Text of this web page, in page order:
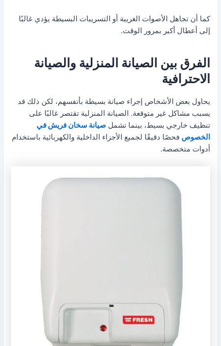
كما أن تجاهل الأصوات الغريبة أو التسريبات البسيطة يؤدي غالبًا
إلى أعطال أكبر بمرور الوقت.
الفرق بين الصيانة المنزلية والصيانة
الاحترافية
يحاول بعض الأشخاص إجراء صيانة بسيطة بأنفسهم، لكن ذلك قد
يسبب مشاكل غير متوقعة. الصيانة المنزلية تقتصر غالبًا على
تنظيف خارجي بسيط، بينما تشملصيانة سخان فريش في
الخصوص فحصًا دقيقًا لجميع الأجزاء الداخلية والكهربائية باستخدام
أدوات متخصصة.